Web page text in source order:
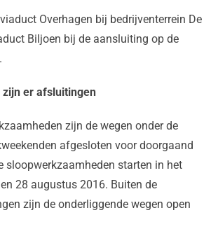
Overhagen bij bedrijventerrein De
Biljoen bij de aansluiting op de
zijn er afsluitingen
zijn de wegen onder de
afgesloten voor doorgaand
sloopwerkzaamheden starten in het
28 augustus 2016. Buiten de
zijn de onderliggende wegen open